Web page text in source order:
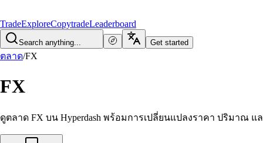
TradeExploreCopytradeLeaderboard
Search anything... Get started
ตลาด/FX
FX
ดูตลาด FX บน Hyperdash พร้อมการเปลี่ยนแปลงราคา ปริมาณ แ